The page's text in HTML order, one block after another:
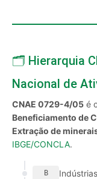
🗂️ Hierarquia
Nacional de
CNAE 0729-4/05 é
Beneficiamento de
Extração de
IBGE/CONCLA.
B